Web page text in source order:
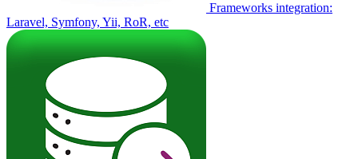
Frameworks integration:
Laravel, Symfony, Yii, RoR, etc